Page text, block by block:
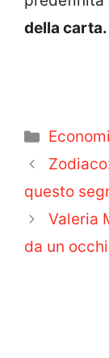
della carta.
questo
Valeria
da un